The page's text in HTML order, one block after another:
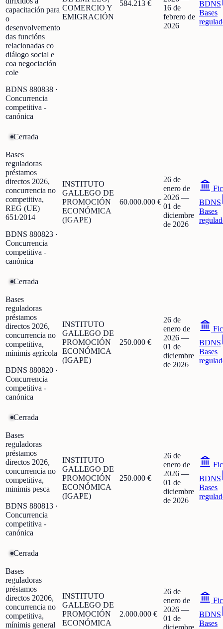
capacitación para
o
desenvolvemento
das funcións
relacionadas co
diálogo social e
coa negociación
cole
BDNS 880838 ·
Concurrencia
competitiva -
canónica
COMERCIO Y
EMIGRACIÓN
584.213 €
16 de
febrero de
2026
BDNS
Bases
Cerrada
Bases
reguladoras
préstamos
directos 2026,
concurrencia no
competitiva,
REG (UE)
651/2014
BDNS 880823 ·
Concurrencia
competitiva -
canónica
INSTITUTO
GALLEGO DE
PROMOCIÓN
ECONÓMICA
(IGAPE)
60.000.000 €
26 de
enero de
2026 —
01 de
diciembre
de 2026
BDNS
Bases
Cerrada
Bases
reguladoras
préstamos
directos 2026,
concurrencia no
competitiva,
mínimis agrícola
BDNS 880820 ·
Concurrencia
competitiva -
canónica
INSTITUTO
GALLEGO DE
PROMOCIÓN
ECONÓMICA
(IGAPE)
250.000 €
26 de
enero de
2026 —
01 de
diciembre
de 2026
BDNS
Bases
Cerrada
Bases
reguladoras
préstamos
directos 2026,
concurrencia no
competitiva,
minimis pesca
BDNS 880813 ·
Concurrencia
competitiva -
canónica
INSTITUTO
GALLEGO DE
PROMOCIÓN
ECONÓMICA
(IGAPE)
250.000 €
26 de
enero de
2026 —
01 de
diciembre
de 2026
BDNS
Bases
Cerrada
Bases
reguladoras
préstamos
directos 20206,
concurrencia no
competitiva,
mínimis general
INSTITUTO
GALLEGO DE
PROMOCIÓN
ECONÓMICA
2.000.000 €
26 de
enero de
2026 —
01 de
BDNS
Bases